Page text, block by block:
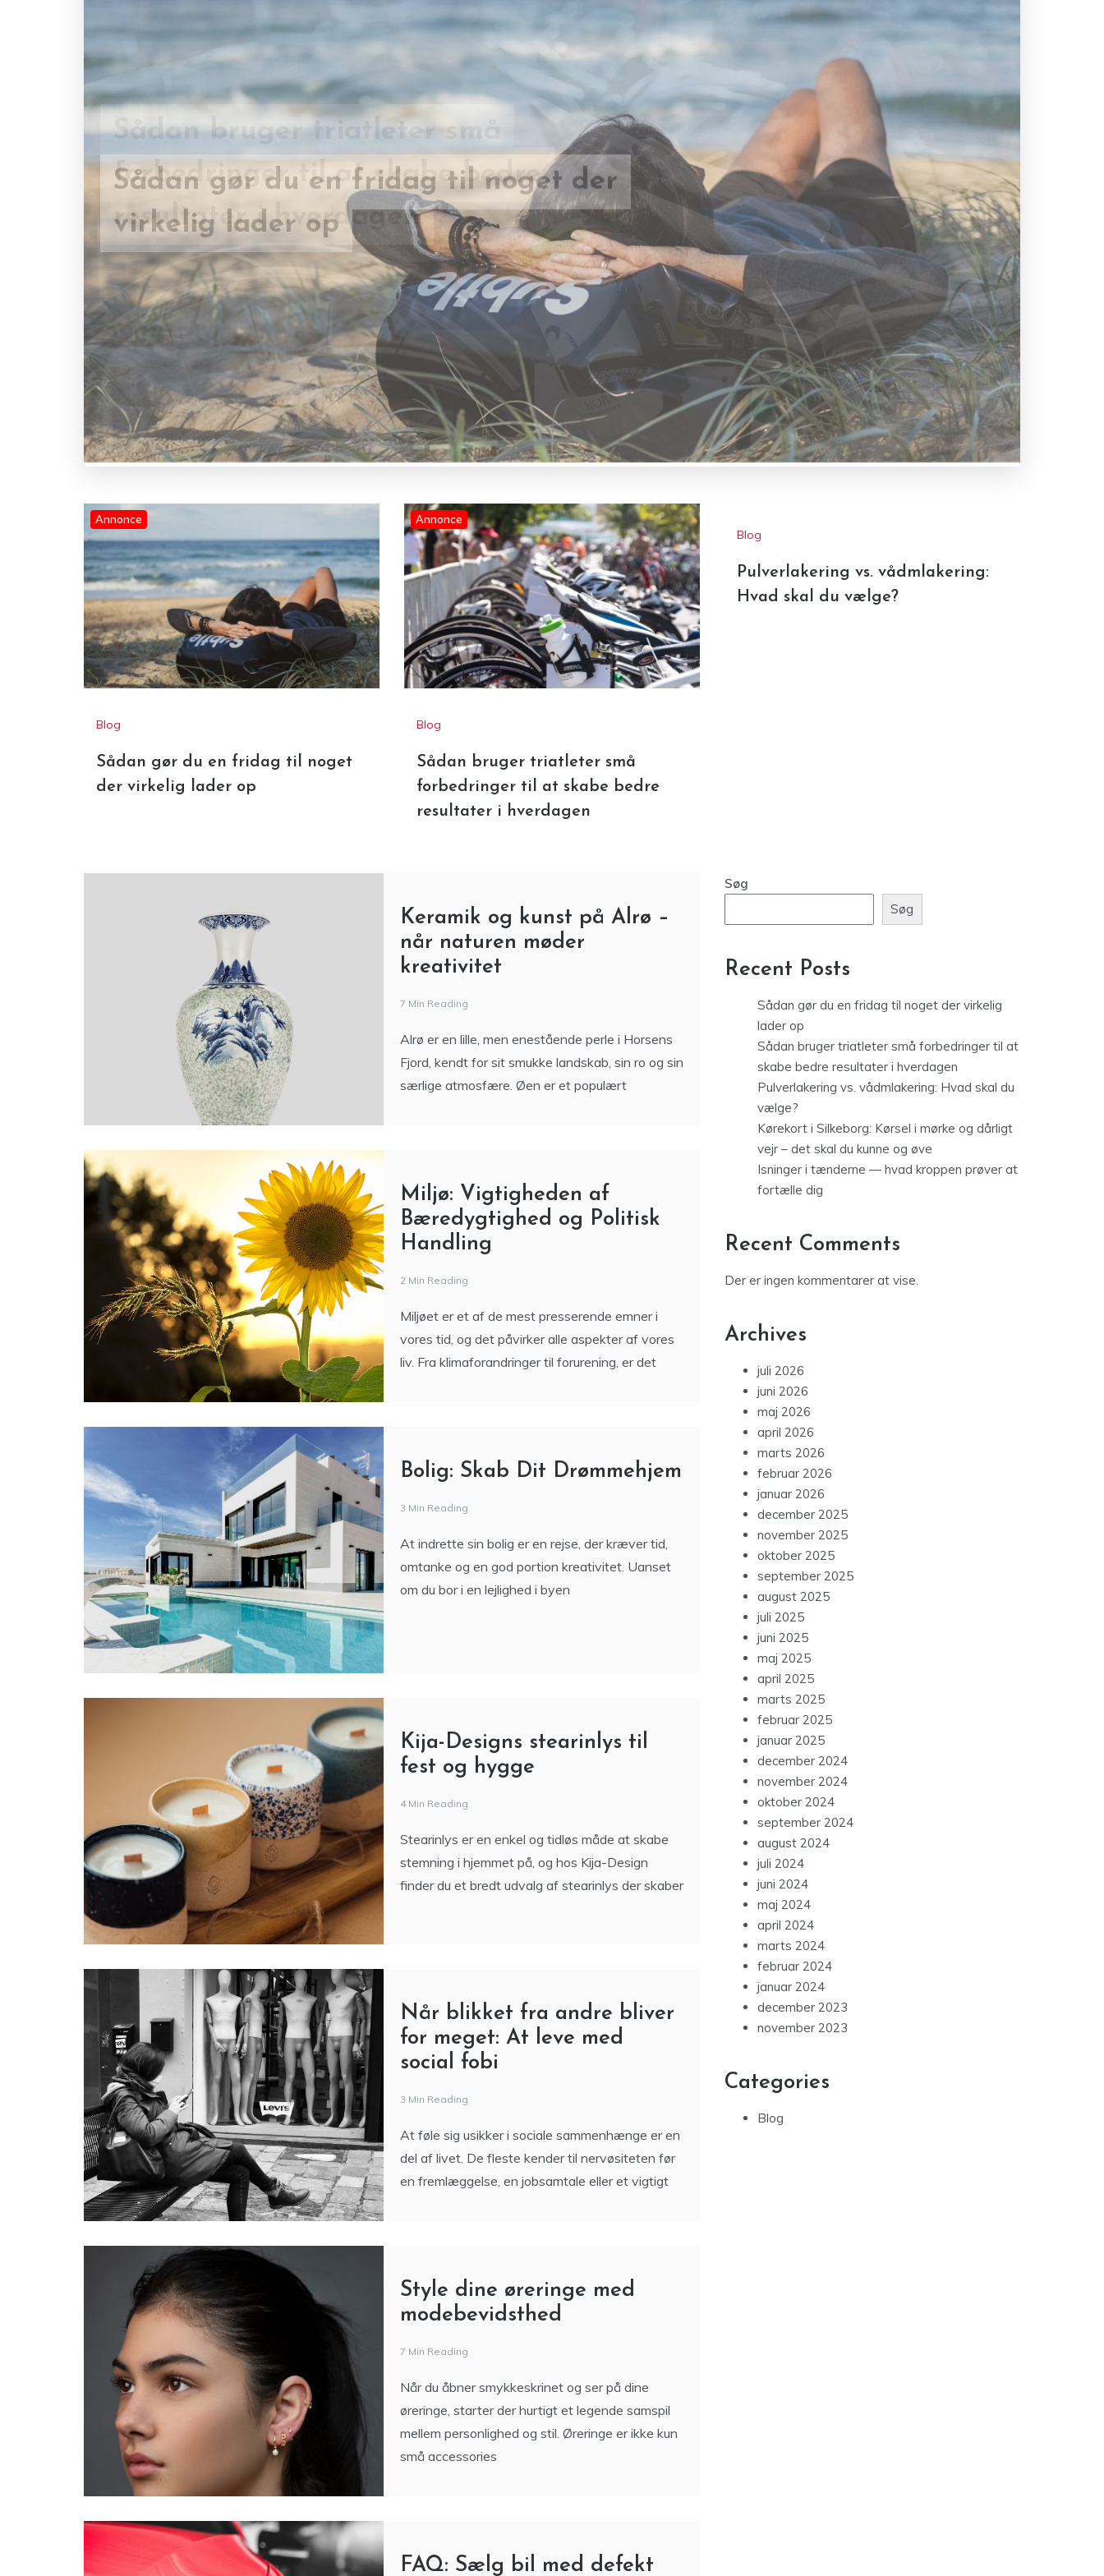
Sådan gør du en fridag til noget der
virkelig lader op
Sådan bruger triatleter små
forbedringer til at skabe bedre
resultater i hverdagen
Annonce
Blog
Sådan gør du en fridag til noget
der virkelig lader op
Annonce
Blog
Sådan bruger triatleter små
forbedringer til at skabe bedre
resultater i hverdagen
Blog
Pulverlakering vs. vådmlakering:
Hvad skal du vælge?
Keramik og kunst på Alrø –
når naturen møder
kreativitet
7 Min Reading
Alrø er en lille, men enestående perle i Horsens
Fjord, kendt for sit smukke landskab, sin ro og sin
særlige atmosfære. Øen er et populært
Miljø: Vigtigheden af
Bæredygtighed og Politisk
Handling
2 Min Reading
Miljøet er et af de mest presserende emner i
vores tid, og det påvirker alle aspekter af vores
liv. Fra klimaforandringer til forurening, er det
Bolig: Skab Dit Drømmehjem
3 Min Reading
At indrette sin bolig er en rejse, der kræver tid,
omtanke og en god portion kreativitet. Uanset
om du bor i en lejlighed i byen
Kija-Designs stearinlys til
fest og hygge
4 Min Reading
Stearinlys er en enkel og tidløs måde at skabe
stemning i hjemmet på, og hos Kija-Design
finder du et bredt udvalg af stearinlys der skaber
Når blikket fra andre bliver
for meget: At leve med
social fobi
3 Min Reading
At føle sig usikker i sociale sammenhænge er en
del af livet. De fleste kender til nervøsiteten før
en fremlæggelse, en jobsamtale eller et vigtigt
Style dine øreringe med
modebevidsthed
7 Min Reading
Når du åbner smykkeskrinet og ser på dine
øreringe, starter der hurtigt et legende samspil
mellem personlighed og stil. Øreringe er ikke kun
små accessories
FAQ: Sælg bil med defekt
Søg
Søg
Recent Posts
Sådan gør du en fridag til noget der virkelig
lader op
Sådan bruger triatleter små forbedringer til at
skabe bedre resultater i hverdagen
Pulverlakering vs. vådmlakering: Hvad skal du
vælge?
Kørekort i Silkeborg: Kørsel i mørke og dårligt
vejr – det skal du kunne og øve
Isninger i tænderne — hvad kroppen prøver at
fortælle dig
Recent Comments
Der er ingen kommentarer at vise.
Archives
juli 2026
juni 2026
maj 2026
april 2026
marts 2026
februar 2026
januar 2026
december 2025
november 2025
oktober 2025
september 2025
august 2025
juli 2025
juni 2025
maj 2025
april 2025
marts 2025
februar 2025
januar 2025
december 2024
november 2024
oktober 2024
september 2024
august 2024
juli 2024
juni 2024
maj 2024
april 2024
marts 2024
februar 2024
januar 2024
december 2023
november 2023
Categories
Blog